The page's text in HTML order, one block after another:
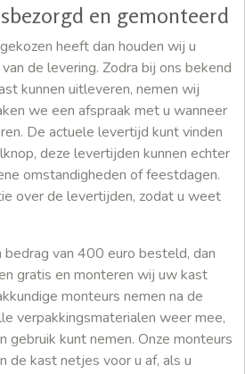
en gemonteerd
heeft dan houden wij u
de levering. Zodra bij ons bekend
kunnen uitleveren, nemen wij
we een afspraak met u wanneer
De actuele levertijd kunt vinden
deze levertijden kunnen echter
omstandigheden of feestdagen.
over de levertijden, zodat u weet
van 400 euro besteld, dan
gratis en monteren wij uw kast
monteurs nemen na de
verpakkingsmaterialen weer mee,
gebruik kunt nemen. Onze monteurs
de kast netjes voor u af, als u